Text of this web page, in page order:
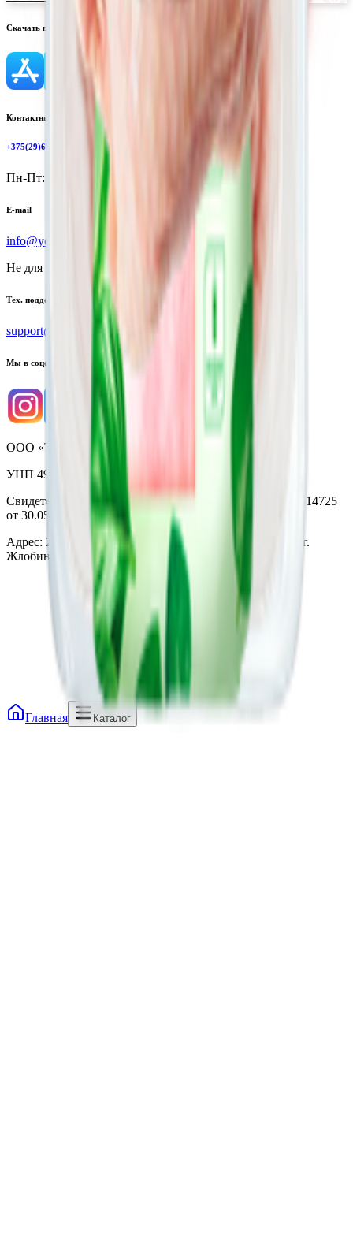
Скачать приложение
Контактный телефон
+375(29)6875999
Пн-Пт: 8:00 - 17:00
E-mail
info@yoda.by
Не для электронных обращений
Тех. поддержка
support@yoda.by
Мы в соцсетях
ООО «Торговая сеть «Продмир»
УНП 490314725
Свидетельство о государственной регистрации № 490314725
от 30.05.2003г выдано Гомельским облисполкомом
Адрес: 247210, Республика Беларусь, Гомельская обл., г.
Жлобин, ул. Козлова 2-А
Главная Каталог